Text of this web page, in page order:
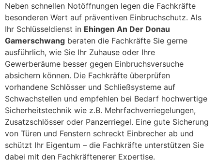
Neben schnellen Notöffnungen legen die Fachkräfte
besonderen Wert auf präventiven Einbruchschutz. Als
Ihr Schlüsseldienst in Ehingen An Der Donau
Gamerschwang beraten die Fachkräfte Sie gerne
ausführlich, wie Sie Ihr Zuhause oder Ihre
Gewerberäume besser gegen Einbruchsversuche
absichern können. Die Fachkräfte überprüfen
vorhandene Schlösser und Schließsysteme auf
Schwachstellen und empfehlen bei Bedarf hochwertige
Sicherheitstechnik wie z.B. Mehrfachverriegelungen,
Zusatzschlösser oder Panzerriegel. Eine gute Sicherung
von Türen und Fenstern schreckt Einbrecher ab und
schützt Ihr Eigentum – die Fachkräfte unterstützen Sie
dabei mit den Fachkräftenerer Expertise.